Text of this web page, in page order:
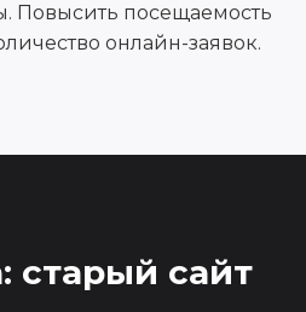
Повысить посещаемость
онлайн-заявок.
старый сайт